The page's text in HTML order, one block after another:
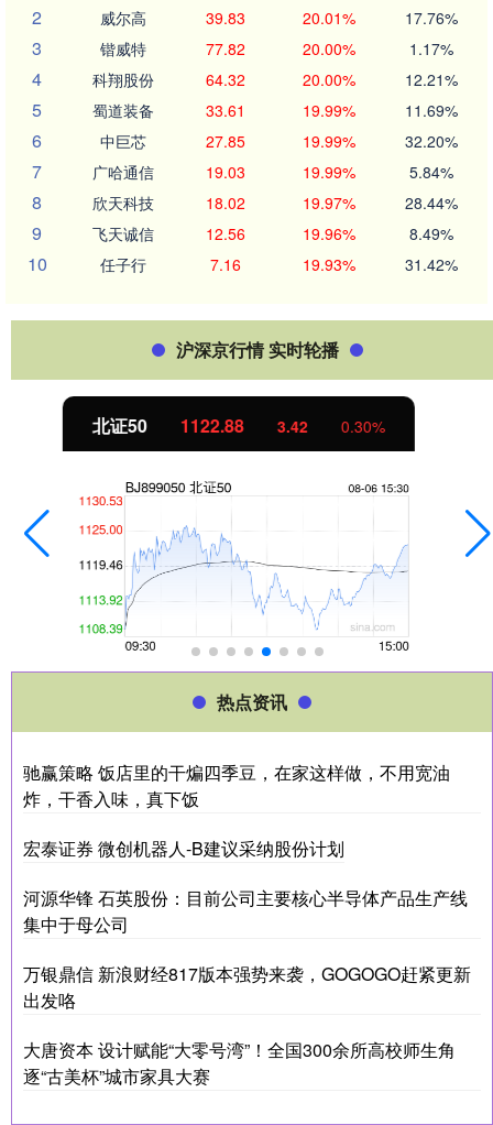
2 威尔高 39.83 20.01% 17.76%
3 锴威特 77.82 20.00% 1.17%
4 科翔股份 64.32 20.00% 12.21%
5 蜀道装备 33.61 19.99% 11.69%
6 中巨芯 27.85 19.99% 32.20%
7 广哈通信 19.03 19.99% 5.84%
8 欣天科技 18.02 19.97% 28.44%
9 飞天诚信 12.56 19.96% 8.49%
10 任子行 7.16 19.93% 31.42%
沪深京行情 实时轮播
创业板指 3515.56 -19.58 -0.55%
热点资讯
驰赢策略 饭店里的干煸四季豆，在家这样做，不用宽油
炸，干香入味，真下饭
宏泰证券 微创机器人-B建议采纳股份计划
河源华锋 石英股份：目前公司主要核心半导体产品生产线
集中于母公司
万银鼎信 新浪财经817版本强势来袭，GOGOGO赶紧更新
出发咯
大唐资本 设计赋能“大零号湾”！全国300余所高校师生角
逐“古美杯”城市家具大赛